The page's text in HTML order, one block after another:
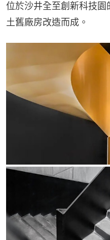
位於沙井全至創新科技園
土舊廠房改造而成。